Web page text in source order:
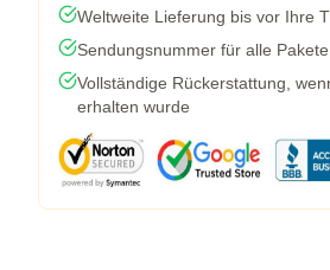
Weltweite Lieferung bis vor Ihre
Sendungsnummer für alle
Vollständige Rückerstattung,
erhalten wurde